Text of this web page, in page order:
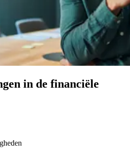
in de financiële